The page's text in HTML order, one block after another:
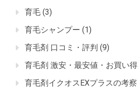
育毛 (3)
育毛シャンプー (1)
育毛剤 口コミ・評判 (9)
育毛剤 激安・最安値・お買い得
育毛剤イクオスEXプラスの考察